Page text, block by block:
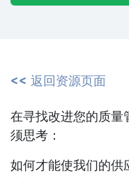
<< 返回资源页面
在寻找改进您的质
须思考：
如何才能使我们的供